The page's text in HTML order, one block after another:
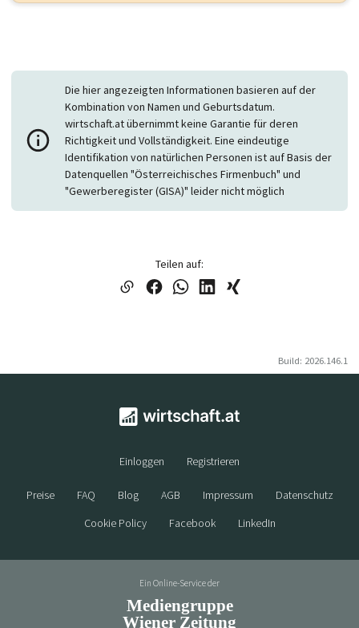
Die hier angezeigten Informationen basieren auf der
Kombination von Namen und Geburtsdatum.
wirtschaft.at übernimmt keine Garantie für deren
Richtigkeit und Vollständigkeit. Eine eindeutige
Identifikation von natürlichen Personen ist auf Basis der
Datenquellen "Österreichisches Firmenbuch" und
"Gewerberegister (GISA)" leider nicht möglich
Teilen auf:
Build: 2026.146.1
Einloggen Registrieren
Preise FAQ Blog AGB Impressum
Datenschutz
Cookie Policy
Facebook LinkedIn
Ein Online-Service der
Mediengruppe
Wiener Zeitung